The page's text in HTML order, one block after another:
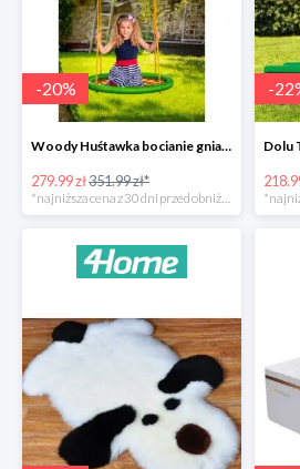
-20%
Woody Huśtawka bocianie gniazdo -20%
279.99 zł351.99 zł*
*najniższa cena z 30 dni przed obniżką
-22